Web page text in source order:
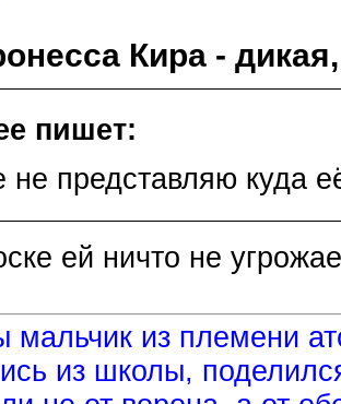
Кира -
пишет:
не представляю куда
ей ничто не
из племени
из школы,